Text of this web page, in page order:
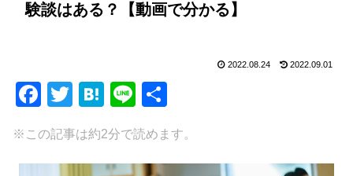
験談はある？【動画で分かる】
2022.08.24 2022.09.01
F
c
e
T
tt
er
H
e
n
Li
e
※この記事は約2分で読めます。